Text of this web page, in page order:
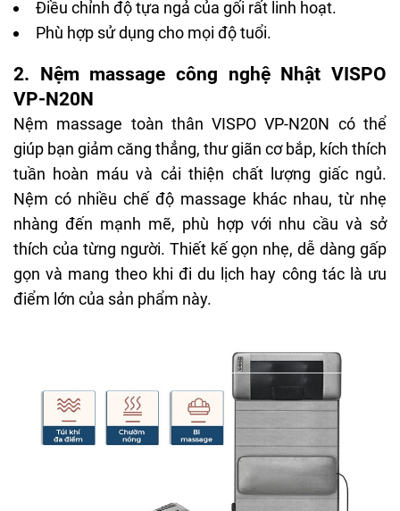
Điều chỉnh độ tựa ngả của gối rất linh hoạt.
Phù hợp sử dụng cho mọi độ tuổi.
2. Nệm massage công nghệ Nhật VISPO
VP-N20N
Nệm massage toàn thân VISPO VP-N20N có thể
giúp bạn giảm căng thẳng, thư giãn cơ bắp, kích thích
tuần hoàn máu và cải thiện chất lượng giấc ngủ.
Nệm có nhiều chế độ massage khác nhau, từ nhẹ
nhàng đến mạnh mẽ, phù hợp với nhu cầu và sở
thích của từng người. Thiết kế gọn nhẹ, dễ dàng gấp
gọn và mang theo khi đi du lịch hay công tác là ưu
điểm lớn của sản phẩm này.